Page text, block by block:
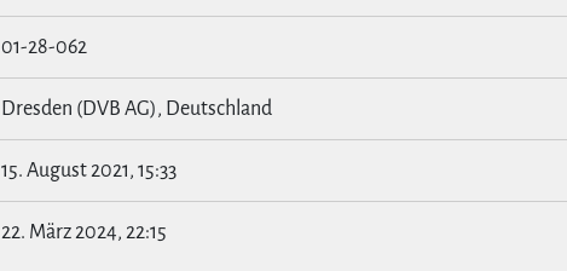
01-28-062
Dresden (DVB AG), Deutschland
15. August 2021, 15:33
22. März 2024, 22:15